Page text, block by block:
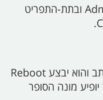
ובתת-התפריט
והוא יבצע Reboot
מונה הסופר